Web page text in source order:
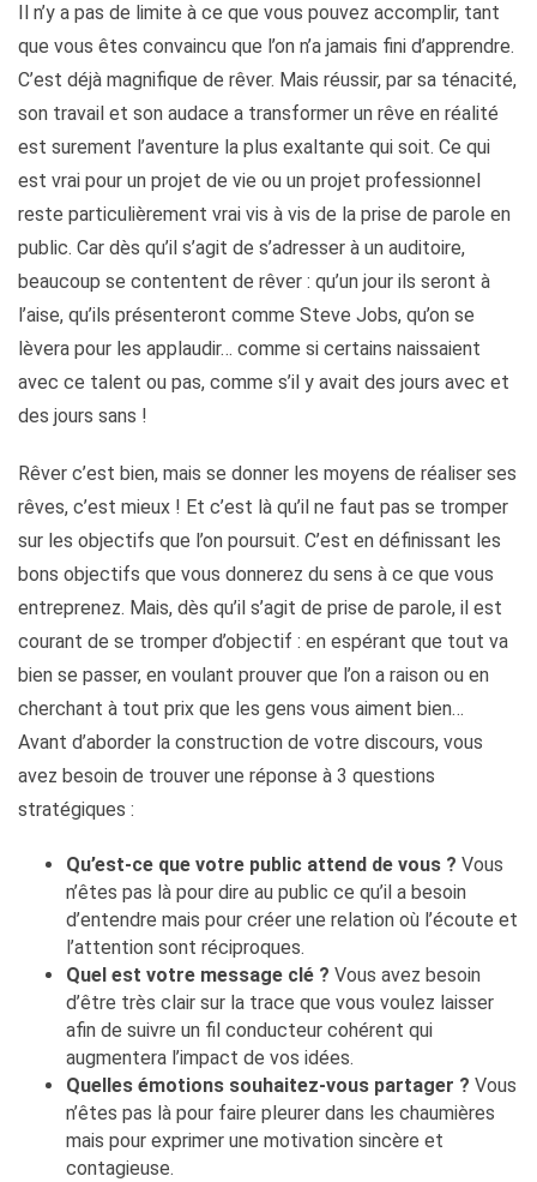
Il n’y a pas de limite à ce que vous pouvez accomplir, tant
que vous êtes convaincu que l’on n’a jamais fini d’apprendre.
C’est déjà magnifique de rêver. Mais réussir, par sa ténacité,
son travail et son audace a transformer un rêve en réalité
est surement l’aventure la plus exaltante qui soit. Ce qui
est vrai pour un projet de vie ou un projet professionnel
reste particulièrement vrai vis à vis de la prise de parole en
public. Car dès qu’il s’agit de s’adresser à un auditoire,
beaucoup se contentent de rêver : qu’un jour ils seront à
l’aise, qu’ils présenteront comme Steve Jobs, qu’on se
lèvera pour les applaudir… comme si certains naissaient
avec ce talent ou pas, comme s’il y avait des jours avec et
des jours sans !
Rêver c’est bien, mais se donner les moyens de réaliser ses
rêves, c’est mieux ! Et c’est là qu’il ne faut pas se tromper
sur les objectifs que l’on poursuit. C’est en définissant les
bons objectifs que vous donnerez du sens à ce que vous
entreprenez. Mais, dès qu’il s’agit de prise de parole, il est
courant de se tromper d’objectif : en espérant que tout va
bien se passer, en voulant prouver que l’on a raison ou en
cherchant à tout prix que les gens vous aiment bien…
Avant d’aborder la construction de votre discours, vous
avez besoin de trouver une réponse à 3 questions
stratégiques :
Qu’est-ce que votre public attend de vous ? Vous
n’êtes pas là pour dire au public ce qu’il a besoin
d’entendre mais pour créer une relation où l’écoute et
l’attention sont réciproques.
Quel est votre message clé ? Vous avez besoin
d’être très clair sur la trace que vous voulez laisser
afin de suivre un fil conducteur cohérent qui
augmentera l’impact de vos idées.
Quelles émotions souhaitez-vous partager ? Vous
n’êtes pas là pour faire pleurer dans les chaumières
mais pour exprimer une motivation sincère et
contagieuse.